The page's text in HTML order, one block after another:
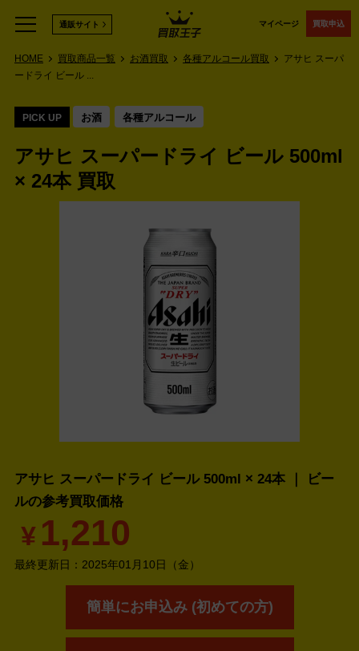
マイページ 買取申込
通販サイト
HOME 買取商品一覧 お酒買取 各種アルコール買取
アサヒ スーパ
ードライ ビール ...
PICK UP お酒 各種アルコール
アサヒ スーパードライ ビール 500ml
× 24本 買取
アサヒ スーパードライ ビール 500ml × 24本 ｜ ビー
ルの参考買取価格
¥ 1,210
最終更新日： 2025年01月10日（金）
簡単にお申込み (初めての方)